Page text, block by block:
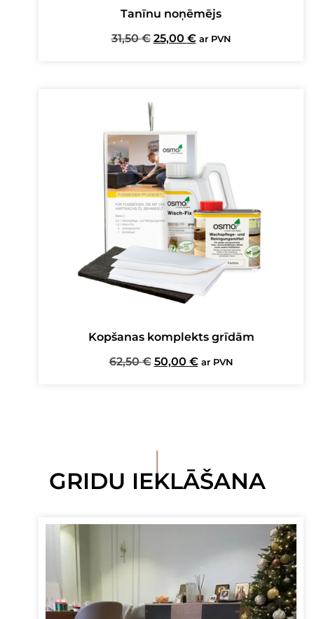
Tanīnu noņēmējs
31,50€ Original
25,00 €Current
ar PVN
Kopšanas komplekts grīdām
62,50€ Original
50,00 €Current
ar PVN
I
GRIDU IEKLĀŠANA